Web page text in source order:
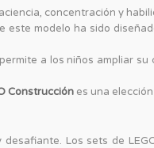
concentración y
modelo ha sido
a los niños ampliar
Construcción es una
Los sets de